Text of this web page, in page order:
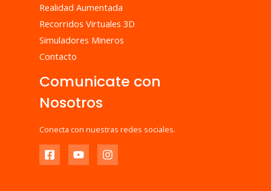
Realidad Aumentada
Recorridos Virtuales 3D
Simuladores Mineros
Contacto
Comunicate con
Nosotros
Conecta con nuestras redes sociales.